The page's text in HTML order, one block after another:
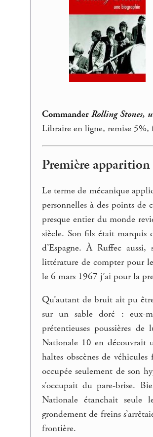
CommanderRolling Stones,
Libraire en ligne, remise 5%,
Première
Le terme de mécanique
personnelles à des points de
presque entier du monde
siècle. Son fils était marquis
d’Espagne. À Ruffec
littérature de compter pour
le 6 mars 1967 j’ai pour la
Qu’autant de bruit ait pu
sur un sable doré : eux-
prétentieuses poussières
Nationale 10 en découvrait
haltes obscènes de
occupée seulement de son
s’occupait du pare-brise.
Nationale étanchait seule
grondement de freins
frontière.